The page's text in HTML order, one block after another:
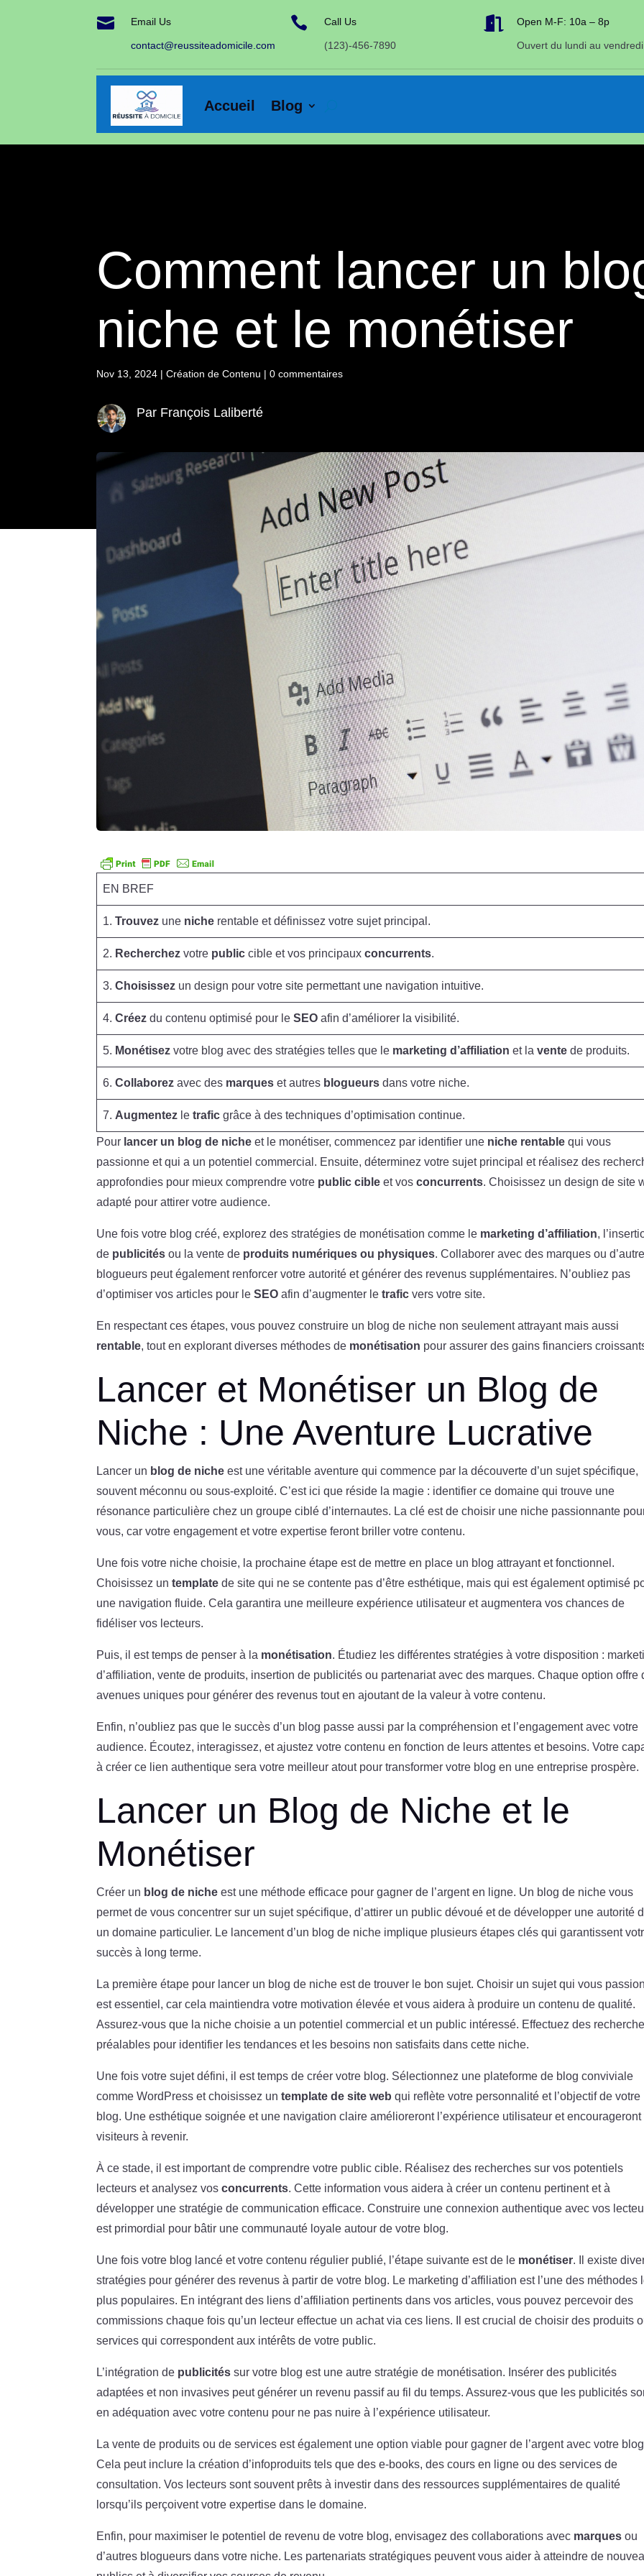
 Email Us
contact@reussiteadomicile.com
 Call Us
(123)-456-7890
 Open M-F: 10a – 8p
Ouvert du lundi au vendredi
Accueil Blog
Comment lancer un
niche et le monétiser
Nov 13, 2024 |Création de Contenu |0 commentaires
Par François Laliberté
EN BREF
1.Trouvez une niche rentable et définissez votre sujet principal.
2. Recherchez votre public cible et vos principauxconcurrents.
3.Choisissez un design pour votre site permettant une navigation intuitive.
4.Créez du contenu optimisé pour leSEO afin d’améliorer la visibilité.
5. Monétisez votre blog avec des stratégies telles que le marketing d’affiliation et lavente de produits.
6.Collaborez avec des marques et autres blogueurs dans votre niche.
7. Augmentez letrafic grâce à des techniques d’optimisation continue.
Pour lancer un blog de niche et le monétiser, commencez par identifier une niche rentable qui vous
passionne et qui a un potentiel commercial. Ensuite, déterminez votre sujet principal et réalisez des
approfondies pour mieux comprendre votre public cible et vosconcurrents. Choisissez un design de site
adapté pour attirer votre audience.
Une fois votre blog créé, explorez des stratégies de monétisation comme le marketing d’affiliation,
de publicités ou la vente de produits numériques ou physiques. Collaborer avec des marques ou
blogueurs peut également renforcer votre autorité et générer des revenus supplémentaires. N’oubliez pas
d’optimiser vos articles pour leSEO afin d’augmenter letrafic vers votre site.
En respectant ces étapes, vous pouvez construire un blog de niche non seulement attrayant mais aussi
rentable, tout en explorant diverses méthodes de monétisation pour assurer des gains financiers
Lancer et Monétiser un Blog de
Niche : Une Aventure Lucrative
Lancer un blog de niche est une véritable aventure qui commence par la découverte d’un sujet spécifique,
souvent méconnu ou sous-exploité. C’est ici que réside la magie : identifier ce domaine qui trouve une
résonance particulière chez un groupe ciblé d’internautes. La clé est de choisir une niche passionnante
vous, car votre engagement et votre expertise feront briller votre contenu.
Une fois votre niche choisie, la prochaine étape est de mettre en place un blog attrayant et fonctionnel.
Choisissez untemplate de site qui ne se contente pas d’être esthétique, mais qui est également optimisé
une navigation fluide. Cela garantira une meilleure expérience utilisateur et augmentera vos chances de
fidéliser vos lecteurs.
Puis, il est temps de penser à la monétisation. Étudiez les différentes stratégies à votre disposition :
d’affiliation, vente de produits, insertion de publicités ou partenariat avec des marques. Chaque option offre
avenues uniques pour générer des revenus tout en ajoutant de la valeur à votre contenu.
Enfin, n’oubliez pas que le succès d’un blog passe aussi par la compréhension et l’engagement avec votre
audience. Écoutez, interagissez, et ajustez votre contenu en fonction de leurs attentes et besoins. Votre
à créer ce lien authentique sera votre meilleur atout pour transformer votre blog en une entreprise prospère.
Lancer un Blog de Niche et le
Monétiser
Créer un blog de niche est une méthode efficace pour gagner de l’argent en ligne. Un blog de niche vous
permet de vous concentrer sur un sujet spécifique, d’attirer un public dévoué et de développer une autorité
un domaine particulier. Le lancement d’un blog de niche implique plusieurs étapes clés qui garantissent
succès à long terme.
La première étape pour lancer un blog de niche est de trouver le bon sujet. Choisir un sujet qui vous
est essentiel, car cela maintiendra votre motivation élevée et vous aidera à produire un contenu de qualité.
Assurez-vous que la niche choisie a un potentiel commercial et un public intéressé. Effectuez des
préalables pour identifier les tendances et les besoins non satisfaits dans cette niche.
Une fois votre sujet défini, il est temps de créer votre blog. Sélectionnez une plateforme de blog conviviale
comme WordPress et choisissez untemplate de site web qui reflète votre personnalité et l’objectif de votre
blog. Une esthétique soignée et une navigation claire amélioreront l’expérience utilisateur et encourageront
visiteurs à revenir.
À ce stade, il est important de comprendre votre public cible. Réalisez des recherches sur vos potentiels
lecteurs et analysez vosconcurrents. Cette information vous aidera à créer un contenu pertinent et à
développer une stratégie de communication efficace. Construire une connexion authentique avec vos
est primordial pour bâtir une communauté loyale autour de votre blog.
Une fois votre blog lancé et votre contenu régulier publié, l’étape suivante est de le monétiser. Il existe
stratégies pour générer des revenus à partir de votre blog. Le marketing d’affiliation est l’une des méthodes
plus populaires. En intégrant des liens d’affiliation pertinents dans vos articles, vous pouvez percevoir des
commissions chaque fois qu’un lecteur effectue un achat via ces liens. Il est crucial de choisir des produits
services qui correspondent aux intérêts de votre public.
L’intégration de publicités sur votre blog est une autre stratégie de monétisation. Insérer des publicités
adaptées et non invasives peut générer un revenu passif au fil du temps. Assurez-vous que les publicités
en adéquation avec votre contenu pour ne pas nuire à l’expérience utilisateur.
La vente de produits ou de services est également une option viable pour gagner de l’argent avec votre
Cela peut inclure la création d’infoproduits tels que des e-books, des cours en ligne ou des services de
consultation. Vos lecteurs sont souvent prêts à investir dans des ressources supplémentaires de qualité
lorsqu’ils perçoivent votre expertise dans le domaine.
Enfin, pour maximiser le potentiel de revenu de votre blog, envisagez des collaborations avec marques ou
d’autres blogueurs dans votre niche. Les partenariats stratégiques peuvent vous aider à atteindre de